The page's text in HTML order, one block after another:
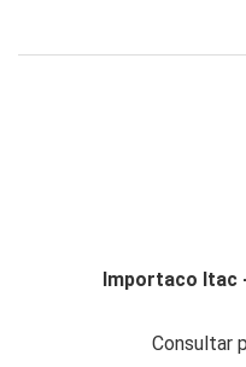
Importaco Itac
Consultar